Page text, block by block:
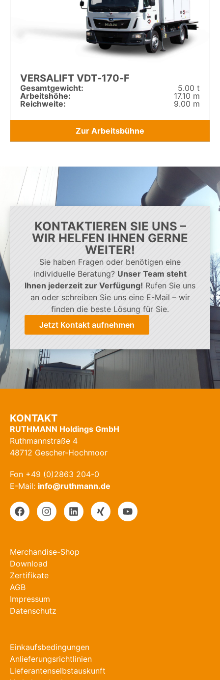
VERSALIFT VDT‑170‑F
Gesamt­gewicht:
5.00 t
Arbeitshöhe:
17.10 m
Reichweite:
9.00 m
Zur Arbeitsbühne
KONTAKTIEREN SIE UNS –
WIR HELFEN IHNEN GERNE
WEITER!
Sie haben Fragen oder benötigen eine
individuelle Beratung? Unser Team steht
Ihnen jederzeit zur Verfügung! Rufen Sie uns
an oder schreiben Sie uns eine E-Mail – wir
finden die beste Lösung für Sie.
Jetzt Kontakt aufnehmen
KONTAKT
RUTHMANN Holdings GmbH
Ruthmannstraße 4
48712 Gescher-Hochmoor
Fon +49 (0)2863 204-0
E-Mail: info@ruthmann.de
Merchandise-Shop
Download
Zertifikate
AGB
Impressum
Datenschutz
Einkaufsbedingungen
Anlieferungsrichtlinien
Lieferantenselbstauskunft